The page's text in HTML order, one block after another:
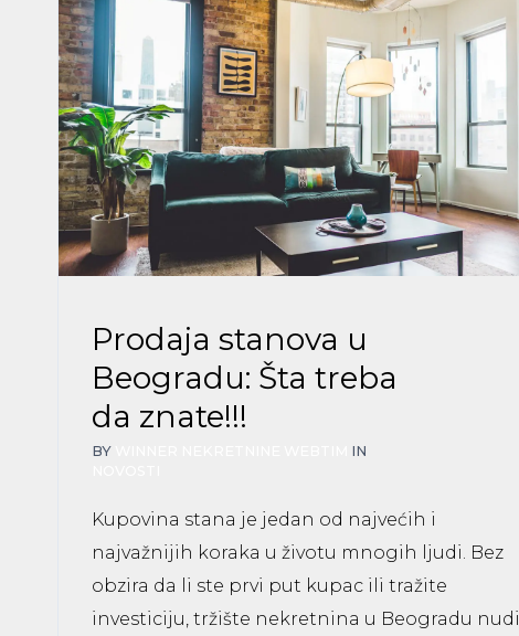
Prodaja stanova u
Beogradu: Šta treba
da znate!!!
BY
IN
Kupovina stana je jedan od najvećih i
najvažnijih koraka u životu mnogih ljudi. Bez
obzira da li ste prvi put kupac ili tražite
investiciju, tržište nekretnina u Beogradu nudi